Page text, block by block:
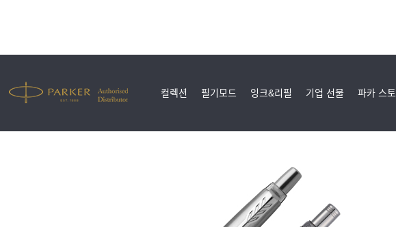
컬렉션 필기모드 잉크&리필 기업 선물 파카 스토